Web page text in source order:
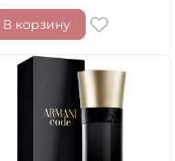
В корзину